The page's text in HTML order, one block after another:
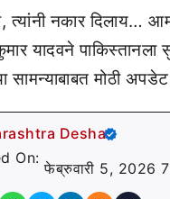
त्यांनी नकार दिलाय…
यादवने
सामन्याबाबत मोठी
Desha
On:
फेब्रुवारी 5, 2026